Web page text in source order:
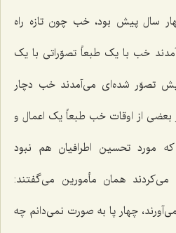
سال پیش بود، خب چون تازه راه
خب با یک طبعاً تصوّراتی با یک
تصوّر شده‌ای می‌آمدند خب دچار
بعضی از اوقات خب طبعاً یک اعمال و
مورد تحسین اطرافیان هم نبود
همان مأمورین می‌گفتند:
چهار پا به صورت نمی‌دانم چه